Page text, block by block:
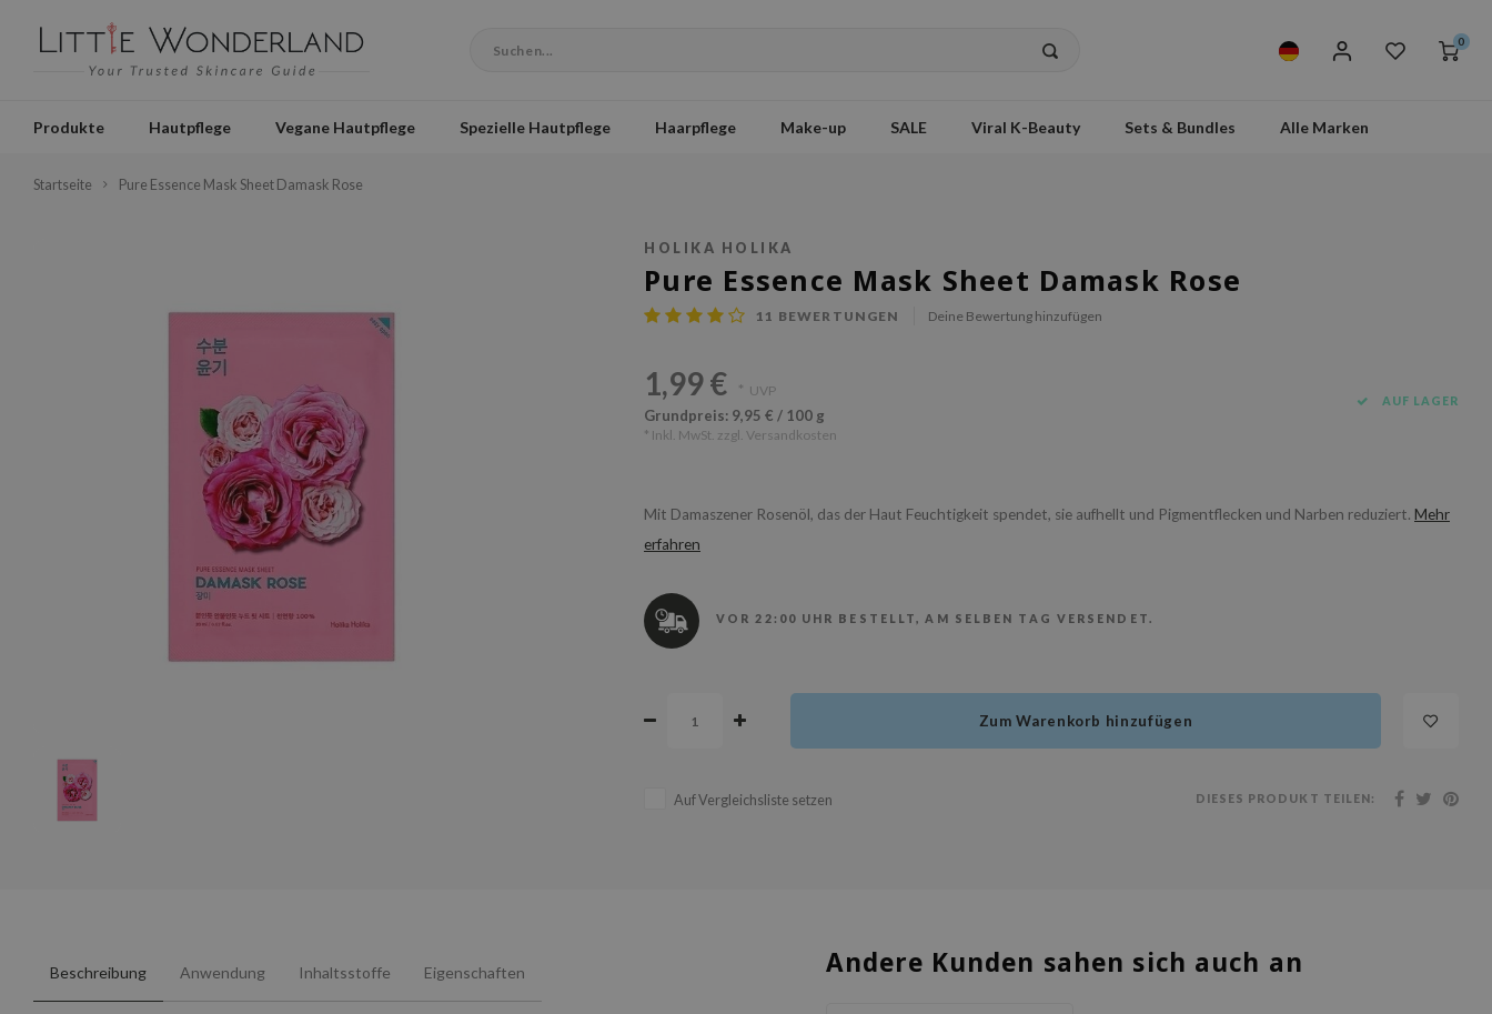
0
Produkte Hautpflege Vegane Hautpflege Spezielle Hautpflege Haarpflege Make-up SALE Viral K-Beauty Sets & Bundles Alle Marken
Startseite Pure Essence Mask Sheet Damask Rose
HOLIKA HOLIKA
Pure Essence Mask Sheet Damask Rose
11 BEWERTUNGEN Deine Bewertung hinzufügen
1,99 € * UVP
Grundpreis: 9,95 € / 100 g
* Inkl. MwSt. zzgl. Versandkosten
AUF LAGER
Mit Damaszener Rosenöl, das der Haut Feuchtigkeit spendet, sie aufhellt und Pigmentflecken und Narben reduziert. Mehr
erfahren
VOR 22:00 UHR BESTELLT, AM SELBEN TAG VERSENDET.
Zum Warenkorb hinzufügen
Auf Vergleichsliste setzen DIESES PRODUKT TEILEN:
Beschreibung Anwendung Inhaltsstoffe Eigenschaften Andere Kunden sahen sich auch an